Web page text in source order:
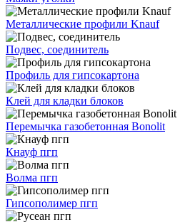
Металлические профили Knauf
Подвес, соединитель
Профиль для гипсокартона
Клей для кладки блоков
Перемычка газобетонная Bonolit
Кнауф пгп
Волма пгп
Гипсополимер пгп